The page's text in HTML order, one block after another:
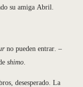
su amiga Abril.
no pueden entrar. –
shimo
desesperado. La